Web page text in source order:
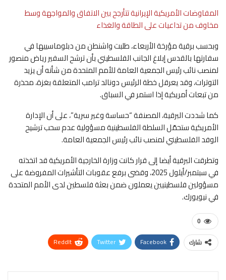
المفاوضات الأمريكية الإيرانية تتأرجح بين الاتفاق والمواجهة وسط
مخاوف من تداعيات على الطاقة والغذاء
وبحسب برقية مؤرخة الأربعاء، طلبت واشنطن من دبلوماسييها في
سفارتها بالقدس إبلاغ الجانب الفلسطيني بأن ترشح السفير رياض منصور
لمنصب نائب رئيس الجمعية العامة للأمم المتحدة من شأنه أن يزيد
التوترات، وقد يعرقل خطة الرئيس دونالد ترامب المتعلقة بغزة، محذرة
من تبعات أمريكية إذا استمر في السباق.
كما شددت البرقية، المصنفة “حساسة وغير سرية”، على أن الإدارة
الأمريكية ستحمّل السلطة الفلسطينية مسؤولية عدم سحب ترشيح
الوفد الفلسطيني لمنصب نائب رئيس الجمعية العامة.
وتطرقت البرقية أيضا إلى قرار كانت وزارة الخارجية الأمريكية قد اتخذته
في سبتمبر/أيلول 2025، وقضى برفع عقوبات التأشيرات المفروضة على
مسؤولين فلسطينيين يعملون ضمن بعثة فلسطين لدى الأمم المتحدة
في نيويورك.
0
شارك Facebook
Twitter
ReddIt